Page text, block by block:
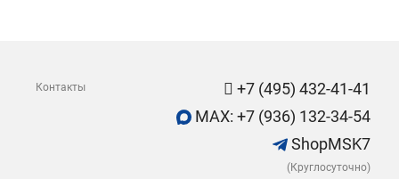
Контакты
+7 (495) 432-41-41
MAX: +7 (936) 132-34-54
ShopMSK7
(Круглосуточно)